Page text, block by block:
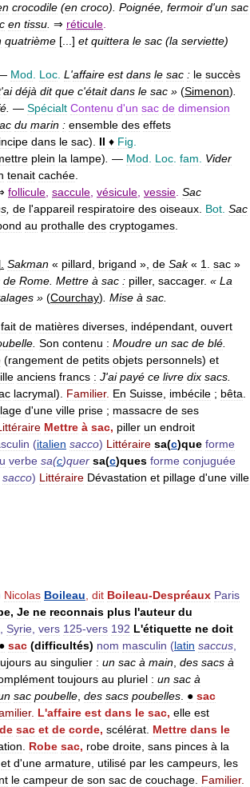
crocodile (en croco). Poignée, fermoir d'un sac
en tissu. ⇒ réticule.
quatrième [...] et quittera le sac (la serviette)
Mod. Loc. L'affaire est dans le sac : le succès
'ai déjà dit que c'était dans le sac » (Simenon).
. — Spécialt Contenu d'un sac de dimension
du marin : ensemble des effets
dans le sac). II ♦ Fig.
plein la lampe). — Mod. Loc. fam. Vider
tenait cachée.
follicule, saccule, vésicule, vessie. Sac
, de l'appareil respiratoire des oiseaux. Bot. Sac
au prothalle des cryptogames.
Sakman « pillard brigand », de Sak« 1 sac »
de Rome Mettre à sac : piller, saccager. « La
» (Courchay) Mise à sac
fait de matières diverses indépendant ouvert
Son contenu : Moudre un sac de blé
(rangement de petits objets personnels) et
anciens francs : J'ai payé ce livre dix sacs
lacrymal). Familier. En Suisse imbécile ; bêta
d'une ville prise ; massacre de ses
Mettre à sac, piller un endroit
(italien sacco) Littéraire sa(c)que forme
verbe sa(c)quer sa(c)ques forme conjuguée
sacco) Littéraire Dévastation et pillage d'une ville
Nicolas Boileau dit Boileau-Despréaux Paris
, Je ne reconnais plus l'auteur du
Syrie vers 125-vers 192 L'étiquette ne doit
● sac (difficultés) nom masculin (latin saccus
au singulier : un sac à main des sacs à
toujours au pluriel : un sac à
sac poubelle des sacs poubelles ● sac
. L'affaire est dans le sac, elle est
de sac et de corde, scélérat Mettre dans le
Robe sac, robe droite sans pinces à la
et d'une armature utilisé par les campeurs les
le campeur de son sac de couchage Familier.